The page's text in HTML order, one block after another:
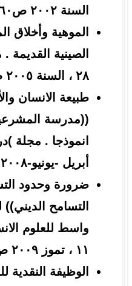
السنة ٢٠٠٢ ص٦٠-٧٨.
الموهية وأخلاق
الصينية القديمة
٢٨ ، السنة ٢٠٠٥ ص ٥٨-٨٨.
طبيعة الانسان
((مدرسة
أبريل -يونيو-٢٠٠٨ ص ٧١-١١٣ .
ضرورة وحدود
التسامح
واسط للعلوم
١١ ، تموز ٢٠٠٩ ص٢٢٥-٢٤٢ .
الوظيفة النقدية